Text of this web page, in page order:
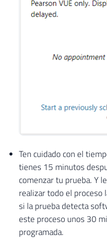
Ten cuidado con el
tienes 15 minutos
comenzar tu prueba. Y
realizar todo el proceso
si la prueba detecta
este proceso unos 30
programada.